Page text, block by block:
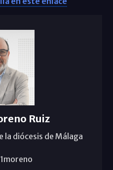
Ruiz
diócesis de Málaga